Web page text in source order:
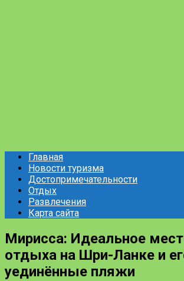
Главная
Новости туризма
Достопримечательности
Отдых
Развлечения
Карта сайта
Мирисса: Идеальное
отдыха на Шри-Ланке и
уединённые пляжи